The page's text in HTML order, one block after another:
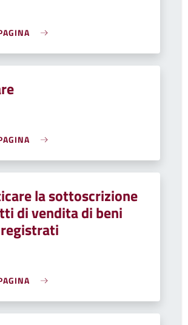
la sottoscrizione
di vendita di beni